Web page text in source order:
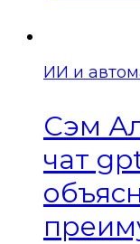
ИИ и
Сэм
чат